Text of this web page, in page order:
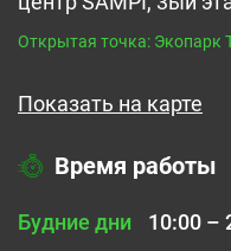
Открытая точка: Экопарк
Показать на карте
Время работы
Будние дни 10:00 –